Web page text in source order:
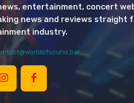
entertainment, concert
news and reviews straight
industry.